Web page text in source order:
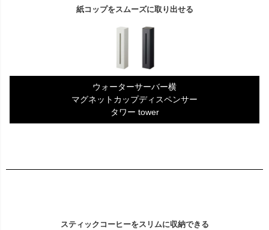
紙コップをスムーズに取り出せる
ウォーターサーバー横
マグネットカップディスペンサー
タワー tower
スティックコーヒーをスリムに収納できる